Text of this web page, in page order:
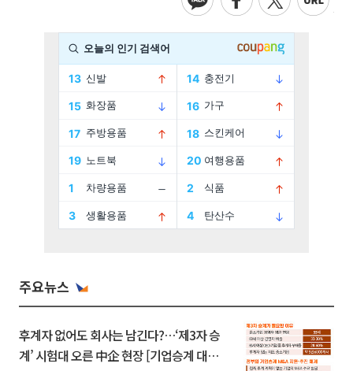
주요뉴스
후계자 없어도 회사는 남긴다?…‘제3자 승
계’ 시험대 오른 中企 현장 [기업승계 대전